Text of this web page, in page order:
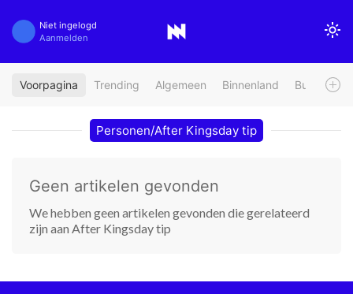
Niet ingelogd
Aanmelden
Voorpagina Trending Algemeen Binnenland Buitenland
Personen/After Kingsday tip
Geen artikelen gevonden
We hebben geen artikelen gevonden die gerelateerd
zijn aan After Kingsday tip